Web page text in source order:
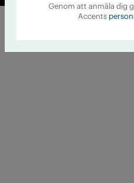
Genom att anmäla dig
Accents